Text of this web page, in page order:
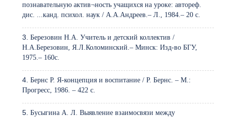
познавательную актив¬ность учащихся на уроке: автореф.
дис. ...канд. психол. наук / А.А.Андреев.– Л., 1984.– 20 с.
Березовин Н.А. Учитель и детский коллектив /
Н.А.Березовин, Я.Л.Коломинский.– Минск: Изд-во БГУ,
1975.– 160с.
Бернс Р. Я-концепция и воспитание / Р. Бернс. – М.:
Прогресс, 1986. – 422 с.
Бусыгина А. Л. Выявление взаимосвязи между